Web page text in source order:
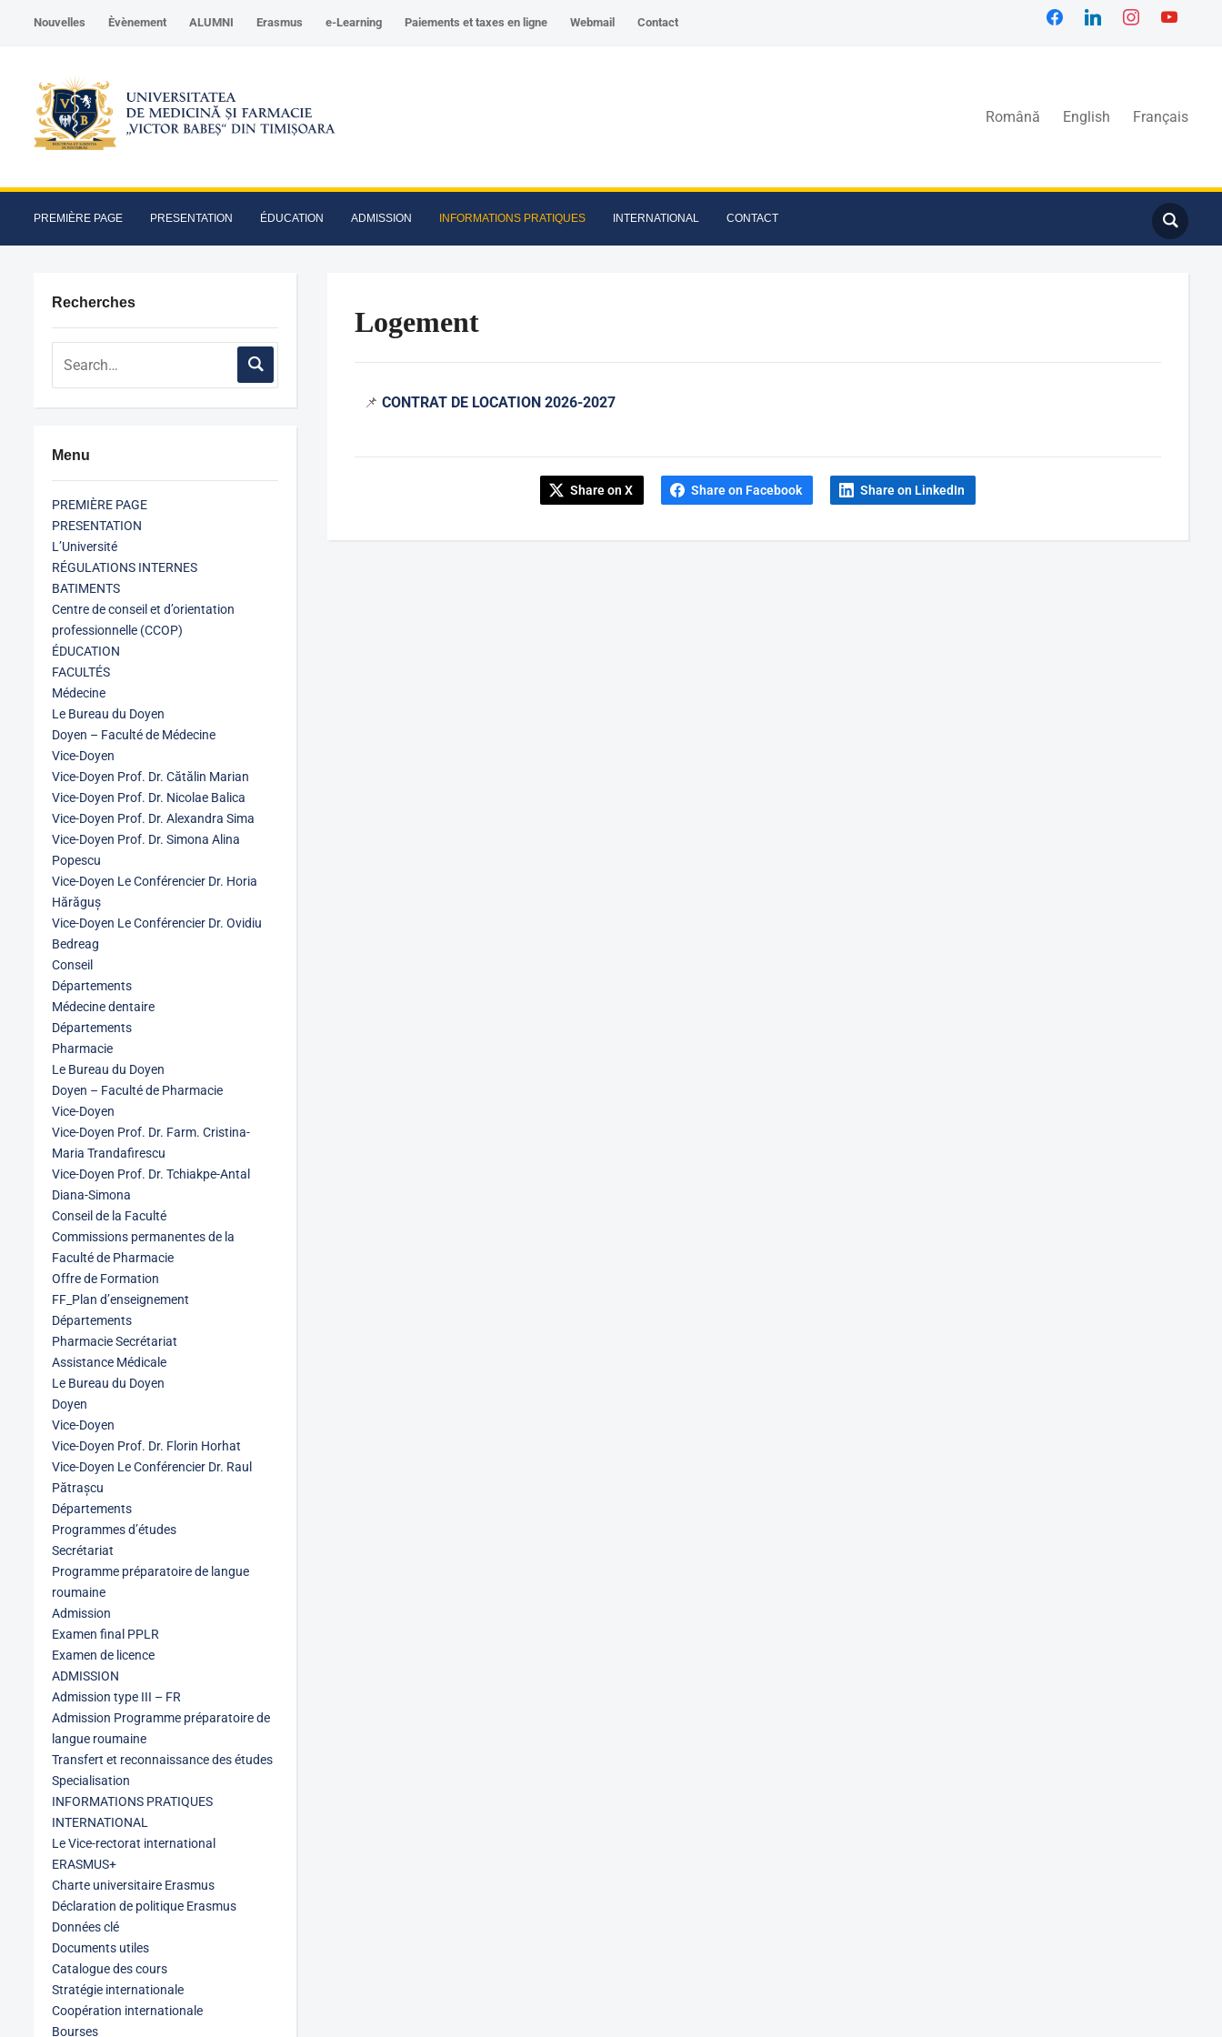
Nouvelles Èvènement ALUMNI Erasmus e-Learning Paiements et taxes en ligne Webmail Contact
Română English Français
PREMIÈRE PAGE PRESENTATION ÉDUCATION ADMISSION INFORMATIONS PRATIQUES INTERNATIONAL CONTACT
Recherches
Menu
PREMIÈRE PAGE
PRESENTATION
L’Université
RÉGULATIONS INTERNES
BATIMENTS
Centre de conseil et d’orientation
professionnelle (CCOP)
ÉDUCATION
FACULTÉS
Médecine
Le Bureau du Doyen
Doyen – Faculté de Médecine
Vice-Doyen
Vice-Doyen Prof. Dr. Cătălin Marian
Vice-Doyen Prof. Dr. Nicolae Balica
Vice-Doyen Prof. Dr. Alexandra Sima
Vice-Doyen Prof. Dr. Simona Alina
Popescu
Vice-Doyen Le Conférencier Dr. Horia
Hărăguș
Vice-Doyen Le Conférencier Dr. Ovidiu
Bedreag
Conseil
Départements
Médecine dentaire
Départements
Pharmacie
Le Bureau du Doyen
Doyen – Faculté de Pharmacie
Vice-Doyen
Vice-Doyen Prof. Dr. Farm. Cristina-
Maria Trandafirescu
Vice-Doyen Prof. Dr. Tchiakpe-Antal
Diana-Simona
Conseil de la Faculté
Commissions permanentes de la
Faculté de Pharmacie
Offre de Formation
FF_Plan d’enseignement
Départements
Pharmacie Secrétariat
Assistance Médicale
Le Bureau du Doyen
Doyen
Vice-Doyen
Vice-Doyen Prof. Dr. Florin Horhat
Vice-Doyen Le Conférencier Dr. Raul
Pătrașcu
Départements
Programmes d’études
Secrétariat
Programme préparatoire de langue
roumaine
Admission
Examen final PPLR
Examen de licence
ADMISSION
Admission type III – FR
Admission Programme préparatoire de
langue roumaine
Transfert et reconnaissance des études
Specialisation
INFORMATIONS PRATIQUES
INTERNATIONAL
Le Vice-rectorat international
ERASMUS+
Charte universitaire Erasmus
Déclaration de politique Erasmus
Données clé
Documents utiles
Catalogue des cours
Stratégie internationale
Coopération internationale
Bourses
Logement
📌 CONTRAT DE LOCATION 2026-2027
Share on X Share on Facebook Share on LinkedIn